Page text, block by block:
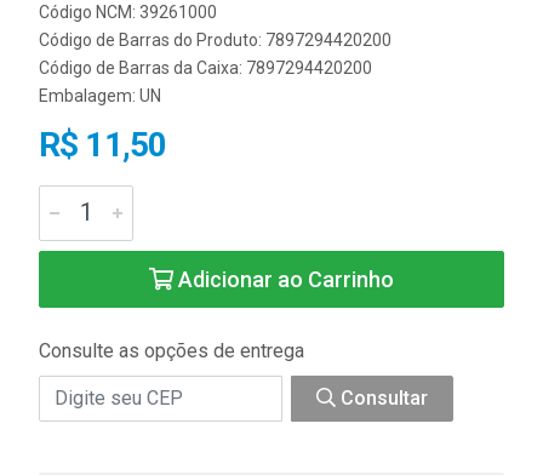
Código NCM: 39261000
Código de Barras do Produto: 7897294420200
Código de Barras da Caixa: 7897294420200
Embalagem: UN
R$ 11,50
Adicionar ao Carrinho
Consulte as opções de entrega
Consultar